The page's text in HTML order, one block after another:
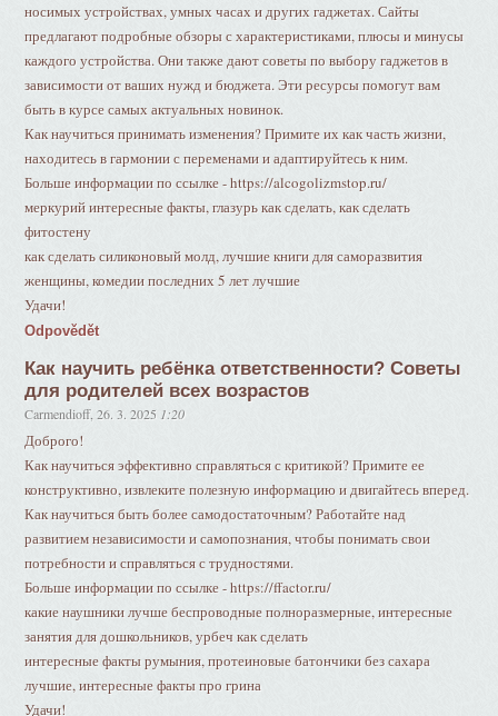
носимых устройствах, умных часах и других гаджетах. Сайты
предлагают подробные обзоры с характеристиками, плюсы и минусы
каждого устройства. Они также дают советы по выбору гаджетов в
зависимости от ваших нужд и бюджета. Эти ресурсы помогут вам
быть в курсе самых актуальных новинок.
Как научиться принимать изменения? Примите их как часть жизни,
находитесь в гармонии с переменами и адаптируйтесь к ним.
Больше информации по ссылке - https://alcogolizmstop.ru/
меркурий интересные факты, глазурь как сделать, как сделать
фитостену
как сделать силиконовый молд, лучшие книги для саморазвития
женщины, комедии последних 5 лет лучшие
Удачи!
Odpovědět
Как научить ребёнка ответственности? Советы
для родителей всех возрастов
Carmendioff,26. 3. 2025 1:20
Доброго!
Как научиться эффективно справляться с критикой? Примите ее
конструктивно, извлеките полезную информацию и двигайтесь вперед.
Как научиться быть более самодостаточным? Работайте над
развитием независимости и самопознания, чтобы понимать свои
потребности и справляться с трудностями.
Больше информации по ссылке - https://ffactor.ru/
какие наушники лучше беспроводные полноразмерные, интересные
занятия для дошкольников, урбеч как сделать
интересные факты румыния, протеиновые батончики без сахара
лучшие, интересные факты про грина
Удачи!